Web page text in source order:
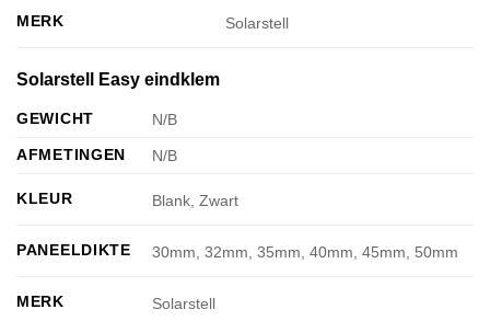
MERK Solarstell
Solarstell Easy eindklem
GEWICHT
N/B
AFMETINGEN
N/B
KLEUR Blank, Zwart
PANEELDIKTE 30mm, 32mm, 35mm, 40mm, 45mm, 50mm
MERK Solarstell